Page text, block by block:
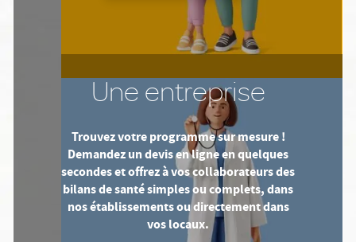
Une entreprise
Trouvez votre programme sur mesure !
Demandez un devis en ligne en quelques
secondes et offrez à vos collaborateurs des
bilans de santé simples ou complets, dans
nos établissements ou directement dans
vos locaux.